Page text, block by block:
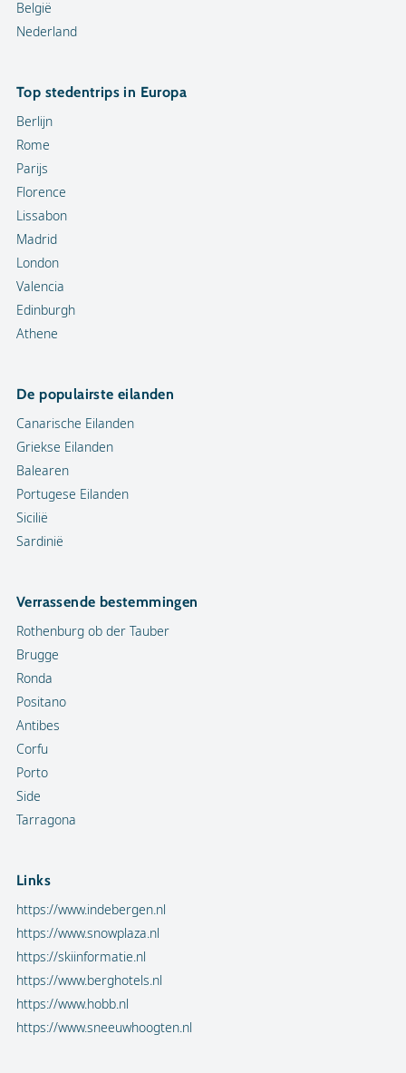
België
Nederland
Top stedentrips in Europa
Berlijn
Rome
Parijs
Florence
Lissabon
Madrid
London
Valencia
Edinburgh
Athene
De populairste eilanden
Canarische Eilanden
Griekse Eilanden
Balearen
Portugese Eilanden
Sicilië
Sardinië
Verrassende bestemmingen
Rothenburg ob der Tauber
Brugge
Ronda
Positano
Antibes
Corfu
Porto
Side
Tarragona
Links
https://www.indebergen.nl
https://www.snowplaza.nl
https://skiinformatie.nl
https://www.berghotels.nl
https://www.hobb.nl
https://www.sneeuwhoogten.nl